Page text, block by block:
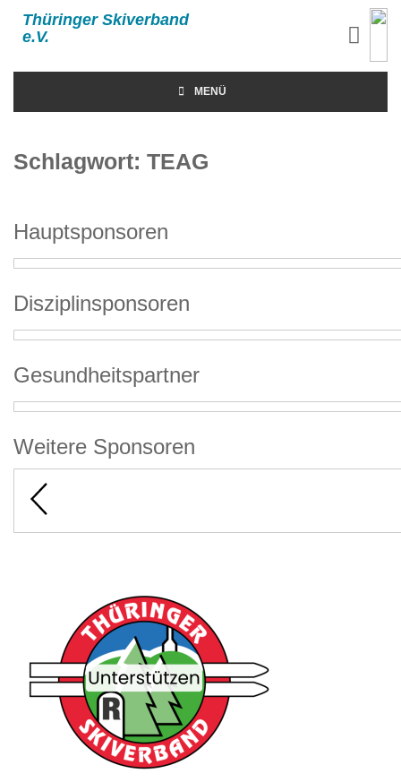
Thüringer Skiverband
e.V.
MENÜ
Schlagwort: TEAG
Hauptsponsoren
Disziplinsponsoren
Gesundheitspartner
Weitere Sponsoren